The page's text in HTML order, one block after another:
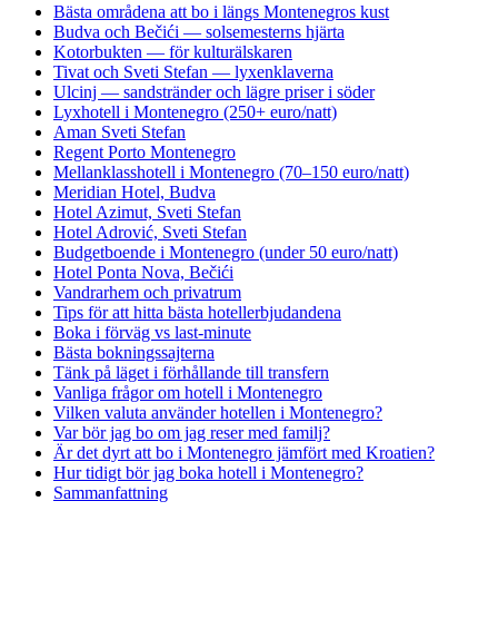
Bästa områdena att bo i längs Montenegros kust
Budva och Bečići — solsemesterns hjärta
Kotorbukten — för kulturälskaren
Tivat och Sveti Stefan — lyxenklaverna
Ulcinj — sandstränder och lägre priser i söder
Lyxhotell i Montenegro (250+ euro/natt)
Aman Sveti Stefan
Regent Porto Montenegro
Mellanklasshotell i Montenegro (70–150 euro/natt)
Meridian Hotel, Budva
Hotel Azimut, Sveti Stefan
Hotel Adrović, Sveti Stefan
Budgetboende i Montenegro (under 50 euro/natt)
Hotel Ponta Nova, Bečići
Vandrarhem och privatrum
Tips för att hitta bästa hotellerbjudandena
Boka i förväg vs last-minute
Bästa bokningssajterna
Tänk på läget i förhållande till transfern
Vanliga frågor om hotell i Montenegro
Vilken valuta använder hotellen i Montenegro?
Var bör jag bo om jag reser med familj?
Är det dyrt att bo i Montenegro jämfört med Kroatien?
Hur tidigt bör jag boka hotell i Montenegro?
Sammanfattning